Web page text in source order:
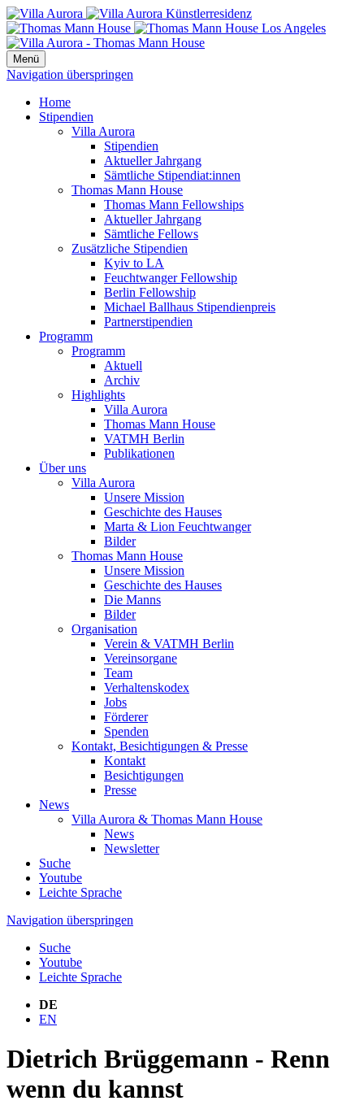
Menü
Navigation überspringen
Home
Stipendien
Villa Aurora
Stipendien
Aktueller Jahrgang
Sämtliche Stipendiat:innen
Thomas Mann House
Thomas Mann Fellowships
Aktueller Jahrgang
Sämtliche Fellows
Zusätzliche Stipendien
Kyiv to LA
Feuchtwanger Fellowship
Berlin Fellowship
Michael Ballhaus Stipendienpreis
Partnerstipendien
Programm
Programm
Aktuell
Archiv
Highlights
Villa Aurora
Thomas Mann House
VATMH Berlin
Publikationen
Über uns
Villa Aurora
Unsere Mission
Geschichte des Hauses
Marta & Lion Feuchtwanger
Bilder
Thomas Mann House
Unsere Mission
Geschichte des Hauses
Die Manns
Bilder
Organisation
Verein & VATMH Berlin
Vereinsorgane
Team
Verhaltenskodex
Jobs
Förderer
Spenden
Kontakt, Besichtigungen & Presse
Kontakt
Besichtigungen
Presse
News
Villa Aurora & Thomas Mann House
News
Newsletter
Suche
Youtube
Leichte Sprache
Navigation überspringen
Suche
Youtube
Leichte Sprache
DE
EN
Dietrich Brüggemann - Renn
wenn du kannst